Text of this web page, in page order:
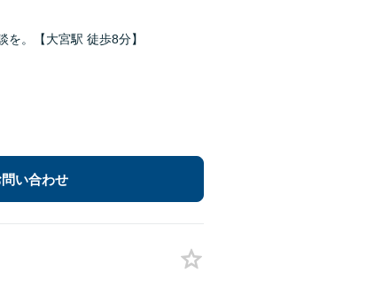
。【大宮駅 徒歩8分】
い合わせ